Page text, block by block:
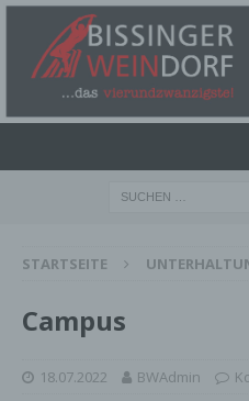
STARTSEITE
Campus
18.07.2022 BWAdmin